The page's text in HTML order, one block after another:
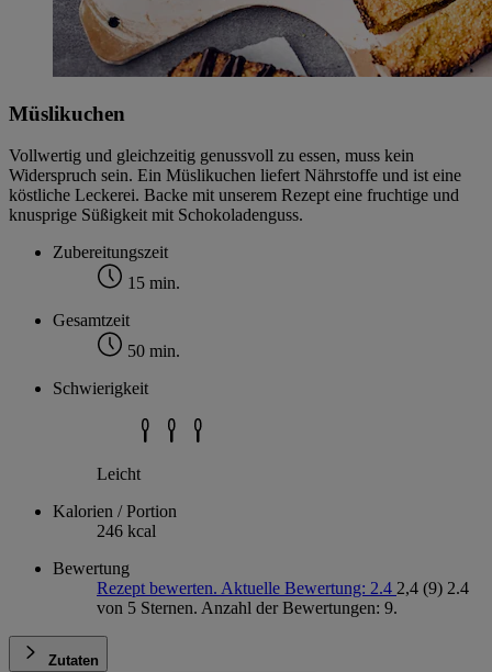
Müslikuchen
Vollwertig und gleichzeitig genussvoll zu essen, muss kein
Widerspruch sein. Ein Müslikuchen liefert Nährstoffe und ist eine
köstliche Leckerei. Backe mit unserem Rezept eine fruchtige und
knusprige Süßigkeit mit Schokoladenguss.
Zubereitungszeit
15 min.
Gesamtzeit
50 min.
Schwierigkeit
Leicht
Kalorien / Portion
246 kcal
Bewertung
Rezept bewerten. Aktuelle Bewertung: 2.4 2,4 (9) 2.4
von 5 Sternen. Anzahl der Bewertungen: 9.
Zutaten